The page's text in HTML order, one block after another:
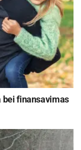
finansavimas